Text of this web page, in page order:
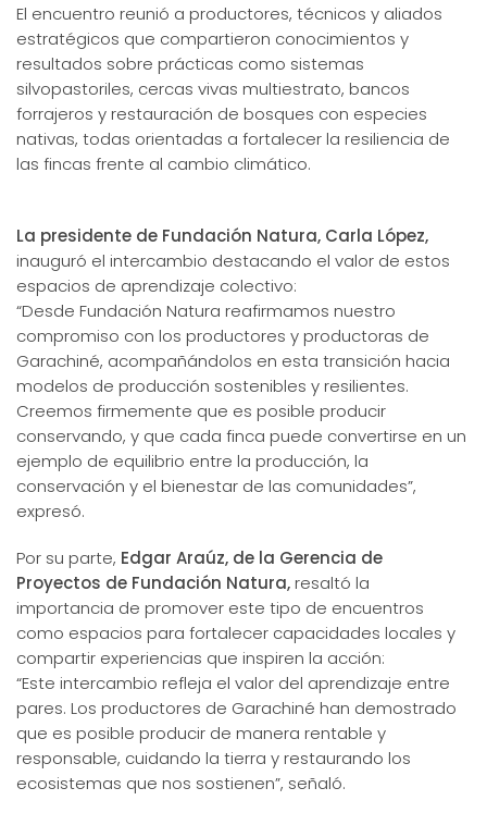
El encuentro reunió a productores, técnicos y aliados
estratégicos que compartieron conocimientos y
resultados sobre prácticas como sistemas
silvopastoriles, cercas vivas multiestrato, bancos
forrajeros y restauración de bosques con especies
nativas, todas orientadas a fortalecer la resiliencia de
las fincas frente al cambio climático.
La presidente de Fundación Natura, Carla López,
inauguró el intercambio destacando el valor de estos
espacios de aprendizaje colectivo:
“Desde Fundación Natura reafirmamos nuestro
compromiso con los productores y productoras de
Garachiné, acompañándolos en esta transición hacia
modelos de producción sostenibles y resilientes.
Creemos firmemente que es posible producir
conservando, y que cada finca puede convertirse en un
ejemplo de equilibrio entre la producción, la
conservación y el bienestar de las comunidades”,
expresó.
Por su parte, Edgar Araúz, de la Gerencia de
Proyectos de Fundación Natura,resaltó la
importancia de promover este tipo de encuentros
como espacios para fortalecer capacidades locales y
compartir experiencias que inspiren la acción:
“Este intercambio refleja el valor del aprendizaje entre
pares. Los productores de Garachiné han demostrado
que es posible producir de manera rentable y
responsable, cuidando la tierra y restaurando los
ecosistemas que nos sostienen”, señaló.